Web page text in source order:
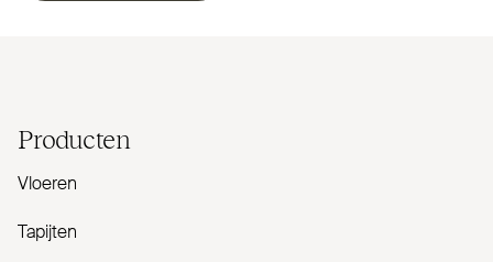
Producten
Vloeren
Tapijten